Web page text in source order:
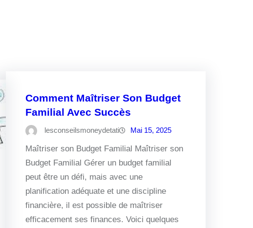
Comment Maîtriser Son Budget
Familial Avec Succès
lesconseilsmoneydetati Mai 15, 2025
Maîtriser son Budget Familial Maîtriser son
Budget Familial Gérer un budget familial
peut être un défi, mais avec une
planification adéquate et une discipline
financière, il est possible de maîtriser
efficacement ses finances. Voici quelques